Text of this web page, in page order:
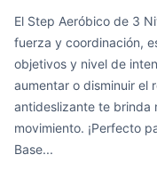
Requiere
El Step Aeróbico de 3
fuerza y coordinación,
objetivos y nivel de
aumentar o disminuir el
antideslizante te brinda
movimiento. ¡Perfecto
Base...